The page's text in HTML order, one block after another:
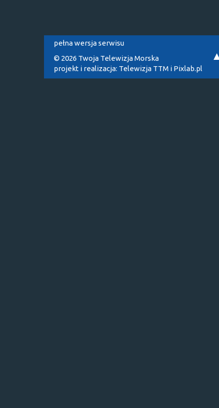
pełna wersja serwisu
© 2026 Twoja Telewizja Morska
projekt i realizacja: Telewizja TTM i Pixlab.pl